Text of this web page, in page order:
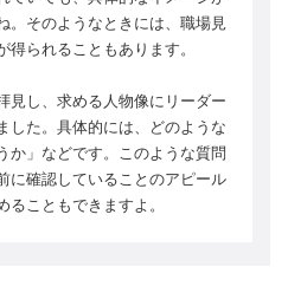
。そのようなときには、職場見
られることもあります。
見し、求める人物像にリーダー
した。具体的には、どのような
か」などです。このような質問
に確認していることのアピール
ることもできますよ。